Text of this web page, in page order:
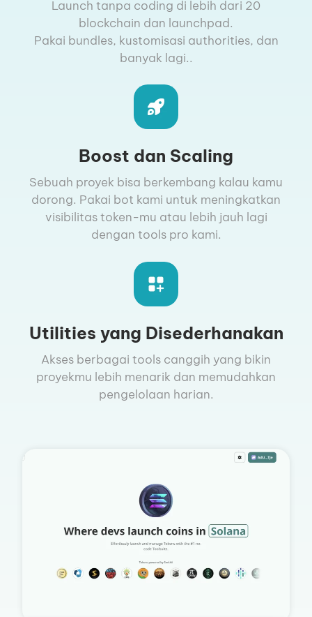
Launch tanpa coding di lebih dari 20
blockchain dan launchpad.
Pakai bundles, kustomisasi authorities, dan
banyak lagi..
Boost dan Scaling
Sebuah proyek bisa berkembang kalau kamu
dorong. Pakai bot kami untuk meningkatkan
visibilitas token-mu atau lebih jauh lagi
dengan tools pro kami.
Utilities yang Disederhanakan
Akses berbagai tools canggih yang bikin
proyekmu lebih menarik dan memudahkan
pengelolaan harian.